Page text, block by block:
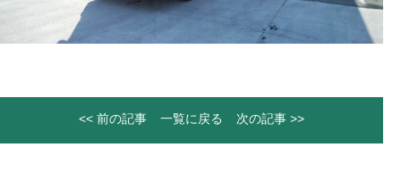
<< 前の記事 一覧に戻る 次の記事 >>